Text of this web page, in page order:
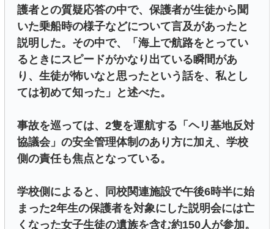
護者との質疑応答の中で、保護者が生徒から聞
いた乗船時の様子などについて言及があったと
説明した。その中で、「海上で航路をとってい
るときにスピードがかなり出ている瞬間があ
り、生徒が怖いなと思ったという話を、私とし
ては初めて知った」と述べた。
事故を巡っては、2隻を運航する「ヘリ基地反対
協議会」の安全管理体制のあり方に加え、学校
側の責任も焦点となっている。
学校側によると、同校関連施設で午後6時半に始
まった2年生の保護者を対象にした説明会には亡
くなった女子生徒の遺族を含む約150人が参加。